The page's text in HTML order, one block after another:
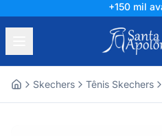
+150 mil
Skechers Tênis Skechers